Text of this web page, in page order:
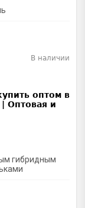
гибридным
В наличии